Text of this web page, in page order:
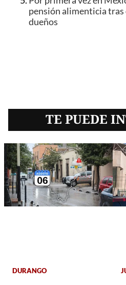
pensión alimenticia tras
dueños
TE PUEDE
DURANGO